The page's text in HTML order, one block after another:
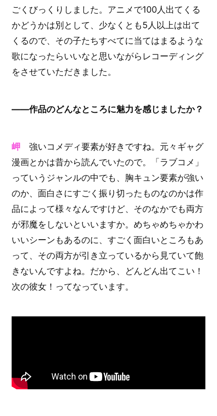
ごくびっくりしました。アニメで100人出てくる
かどうかは別として、少なくとも5人以上は出て
くるので、その子たちすべてに当てはまるような
歌になったらいいなと思いながらレコーディング
をさせていただきました。
――作品のどんなところに魅力を感じましたか？
岬強いコメディ要素が好きですね。元々ギャグ
漫画とかは昔から読んでいたので。「ラブコメ」
っていうジャンルの中でも、胸キュン要素が強い
のか、面白さにすごく振り切ったものなのかは作
品によって様々なんですけど、そのなかでも両方
が邪魔をしないといいますか。めちゃめちゃかわ
いいシーンもあるのに、すごく面白いところもあ
って、その両方が引き立っているから見ていて飽
きないんですよね。だから、どんどん出てこい！
次の彼女！ってなっています。